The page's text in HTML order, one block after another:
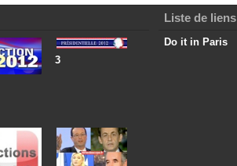
3
Liste de liens
Do it in Paris